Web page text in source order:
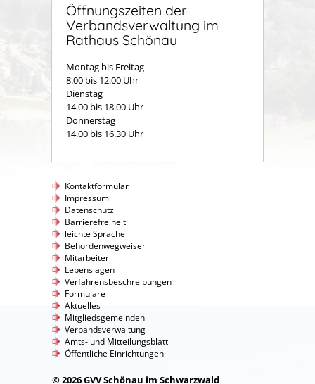
Öffnungszeiten der
Verbandsverwaltung im
Rathaus Schönau
Montag bis Freitag
8.00 bis 12.00 Uhr
Dienstag
14.00 bis 18.00 Uhr
Donnerstag
14.00 bis 16.30 Uhr
Kontaktformular
Impressum
Datenschutz
Barrierefreiheit
leichte Sprache
Behördenwegweiser
Mitarbeiter
Lebenslagen
Verfahrensbeschreibungen
Formulare
Aktuelles
Mitgliedsgemeinden
Verbandsverwaltung
Amts- und Mitteilungsblatt
Öffentliche Einrichtungen
© 2026 GVV Schönau im Schwarzwald